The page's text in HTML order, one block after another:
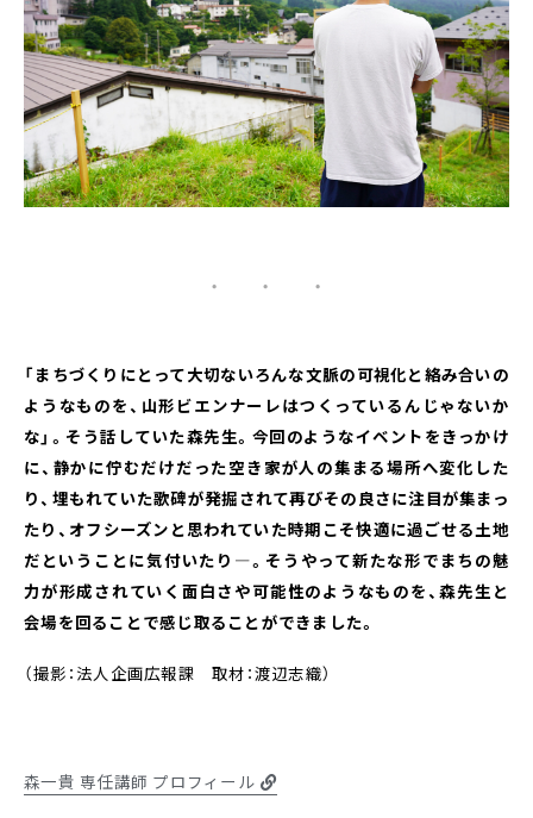
・ ・ ・
「まちづくりにとって大切ないろんな文脈の可視化と絡み合いの
ようなものを、山形ビエンナーレはつくっているんじゃないか
な」。そう話していた森先生。今回のようなイベントをきっかけ
に、静かに佇むだけだった空き家が人の集まる場所へ変化した
り、埋もれていた歌碑が発掘されて再びその良さに注目が集まっ
たり、オフシーズンと思われていた時期こそ快適に過ごせる土地
だということに気付いたり―。そうやって新たな形でまちの魅
力が形成されていく面白さや可能性のようなものを、森先生と
会場を回ることで感じ取ることができました。
（撮影：法人企画広報課 取材：渡辺志織）
森一貴 専任講師 プロフィール